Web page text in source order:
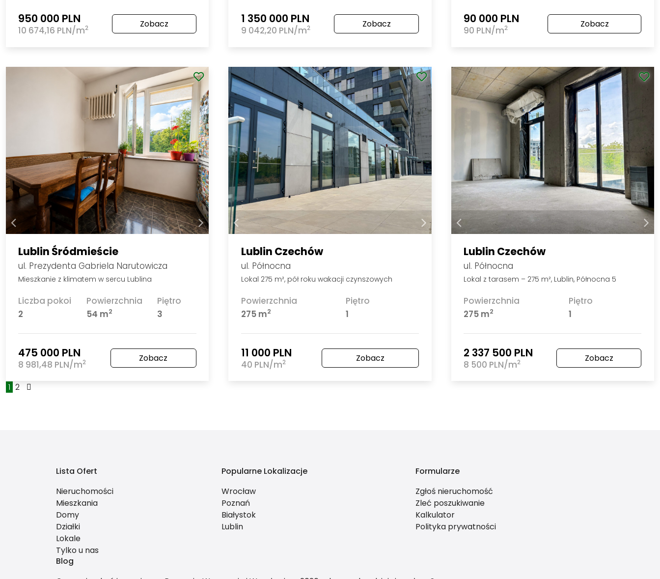
950 000 PLN
10 674,16 PLN/m2 Zobacz 1 350 000 PLN
9 042,20 PLN/m2 Zobacz 90 000 PLN
90 PLN/m2 Zobacz
Lublin Śródmieście
ul. Prezydenta Gabriela Narutowicza
Mieszkanie z klimatem w sercu Lublina
Liczba pokoi
2
Powierzchnia
54 m2
Piętro
3
475 000 PLN
8 981,48 PLN/m2 Zobacz
Lublin Czechów
ul. Północna
Lokal 275 m², pół roku wakacji czynszowych
Powierzchnia
275 m2
Piętro
1
11 000 PLN
40 PLN/m2 Zobacz
Lublin Czechów
ul. Północna
Lokal z tarasem – 275 m², Lublin, Północna 5
Powierzchnia
275 m2
Piętro
1
2 337 500 PLN
8 500 PLN/m2 Zobacz
1 2
Lista Ofert
Nieruchomości
Mieszkania
Domy
Działki
Lokale
Tylko u nas
Popularne Lokalizacje
Wrocław
Poznań
Białystok
Lublin
Formularze
Zgłoś nieruchomość
Zleć poszukiwanie
Kalkulator
Polityka prywatności
Blog